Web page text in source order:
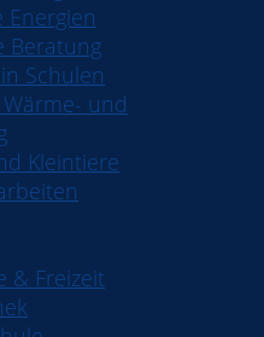
Beratung
Schulen
und
Kleintiere
& Freizeit